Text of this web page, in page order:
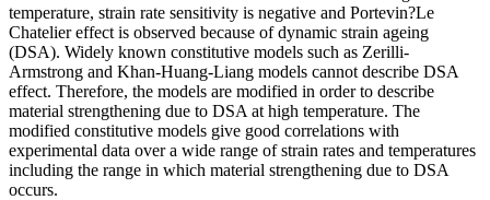
temperature, strain rate sensitivity is negative and Portevin?Le
Chatelier effect is observed because of dynamic strain ageing
(DSA). Widely known constitutive models such as Zerilli-
Armstrong and Khan-Huang-Liang models cannot describe DSA
effect. Therefore, the models are modified in order to describe
material strengthening due to DSA at high temperature. The
modified constitutive models give good correlations with
experimental data over a wide range of strain rates and temperatures
including the range in which material strengthening due to DSA
occurs.